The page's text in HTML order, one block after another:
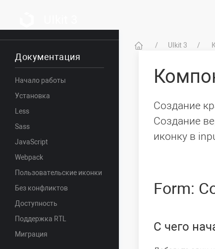
UIkit 3
Документация
Начало работы
Установка
Less
Sass
JavaScript
Webpack
Пользовательские иконки
Без конфликтов
Доступность
Поддержка RTL
Миграция
Создание
Создание
иконку в
Form:
С чего